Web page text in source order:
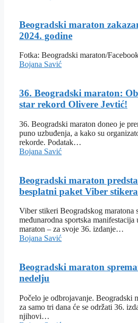
Beogradski maraton
2024. godine
Fotka: Beogradski maraton/
Bojana Savić
36. Beogradski maraton:
star rekord Olivere Jevtić!
36. Beogradski maraton doneo je
puno uzbuđenja, a kako su
rekorde. Podatak…
Bojana Savić
Beogradski maraton
besplatni paket Viber stikera
Viber stikeri Beogradskog maratona
međunarodna sportska
maraton – za svoje 36. izdanje…
Bojana Savić
Beogradski maraton
nedelju
Počelo je odbrojavanje. Beogradski
za samo tri dana će se održati 36.
njihovi…